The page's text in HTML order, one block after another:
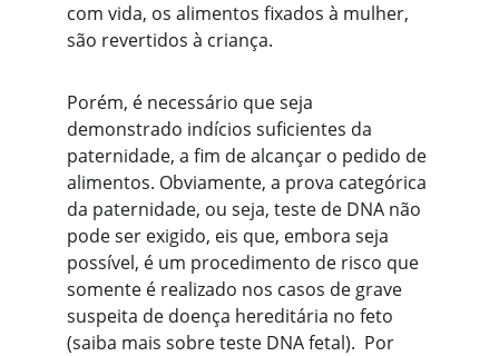
com vida, os alimentos fixados à mulher,
são revertidos à criança.
Porém, é necessário que seja
demonstrado indícios suficientes da
paternidade, a fim de alcançar o pedido de
alimentos. Obviamente, a prova categórica
da paternidade, ou seja, teste de DNA não
pode ser exigido, eis que, embora seja
possível, é um procedimento de risco que
somente é realizado nos casos de grave
suspeita de doença hereditária no feto
(saiba mais sobre teste DNA fetal).  Por